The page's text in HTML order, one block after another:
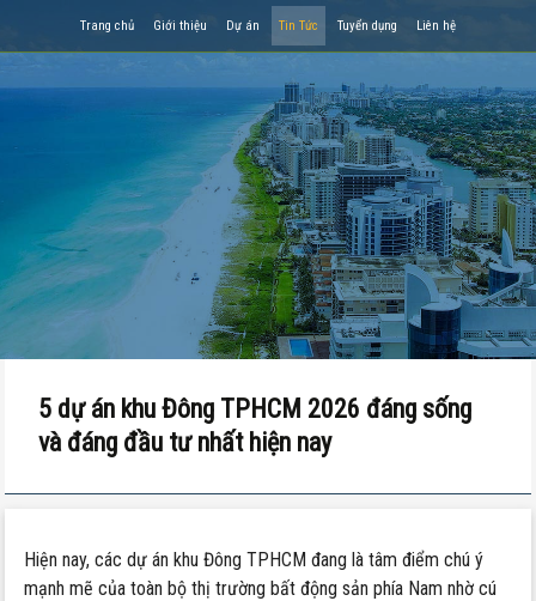
Trang chủ Giới thiệu Dự án Tin Tức Tuyển dụng Liên hệ
5 dự án khu Đông TPHCM 2026 đáng sống
và đáng đầu tư nhất hiện nay
Hiện nay, các dự án khu Đông TPHCM đang là tâm điểm chú ý
mạnh mẽ của toàn bộ thị trường bất động sản phía Nam nhờ cú